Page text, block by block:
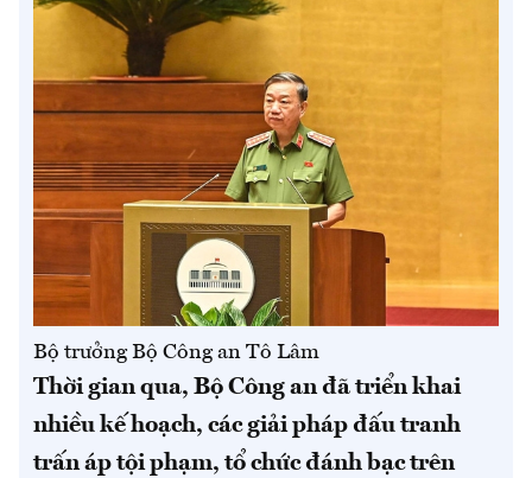
Bộ trưởng Bộ Công an Tô Lâm
Thời gian qua, Bộ Công an đã triển khai
nhiều kế hoạch, các giải pháp đấu tranh
trấn áp tội phạm, tổ chức đánh bạc trên